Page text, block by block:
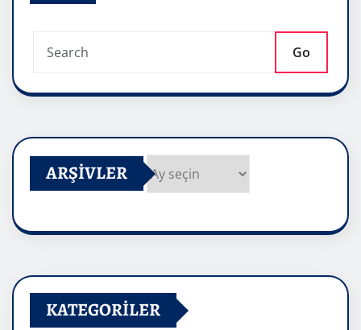
Go
ARŞIVLER
KATEGORILER